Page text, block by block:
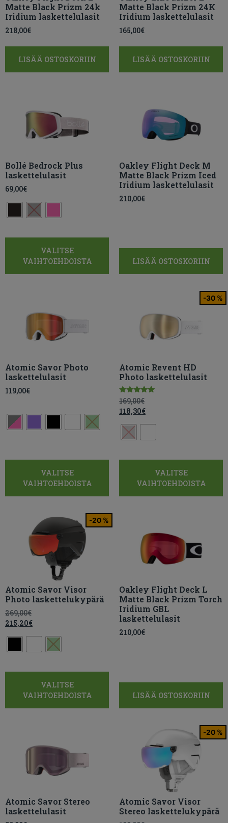
Matte Black Prizm 24k
Iridium laskettelulasit
218,00€
LISÄÄ OSTOSKORIIN
Matte Black Prizm 24K
Iridium laskettelulasit
165,00€
LISÄÄ OSTOSKORIIN
Bollé Bedrock Plus
laskettelulasit
69,00€
VALITSE
VAIHTOEHDOISTA
Oakley Flight Deck M
Matte Black Prizm Iced
Iridium laskettelulasit
210,00€
LISÄÄ OSTOSKORIIN
Atomic Savor Photo
laskettelulasit
119,00€
VALITSE
VAIHTOEHDOISTA
-30 %
Atomic Revent HD
Photo laskettelulasit
Arvostelu
tuotteesta:
5.00
169,00€
118,30€
VALITSE
VAIHTOEHDOISTA
-20 %
Atomic Savor Visor
Photo laskettelukypärä
269,00€
215,20€
VALITSE
VAIHTOEHDOISTA
Oakley Flight Deck L
Matte Black Prizm Torch
Iridium GBL
laskettelulasit
210,00€
LISÄÄ OSTOSKORIIN
Atomic Savor Stereo
laskettelulasit
-20 %
Atomic Savor Visor
Stereo laskettelukypärä